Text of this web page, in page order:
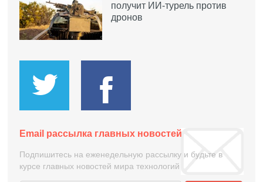
получит ИИ-турель против
дронов
Email рассылка главных новостей
Подпишитесь на еженедельную рассылку и будьте в
курсе главных новостей мира технологий